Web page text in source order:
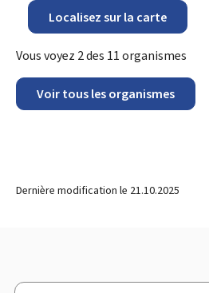
Localisez sur la carte
Vous voyez 2des 11organismes
Voir tous les organismes
Dernière modification le 21.10.2025